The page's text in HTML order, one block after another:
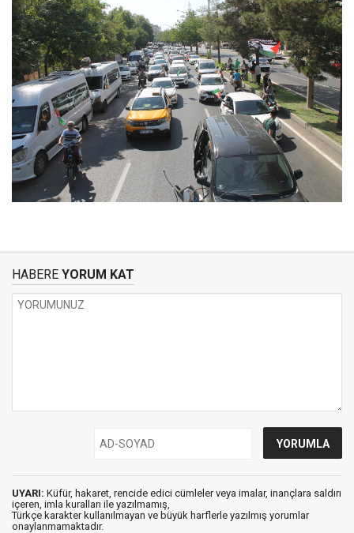
HABERE YORUM KAT
UYARI: Küfür, hakaret, rencide edici cümleler veya imalar, inançlara saldırı
içeren, imla kuralları ile yazılmamış,
Türkçe karakter kullanılmayan ve büyük harflerle yazılmış yorumlar
onaylanmamaktadır.